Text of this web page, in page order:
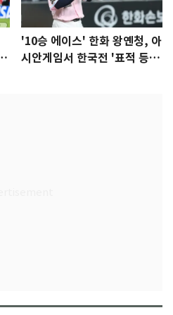
'10승 에이스' 한화 왕옌청, 아
시안게임서 한국전 '표적 등